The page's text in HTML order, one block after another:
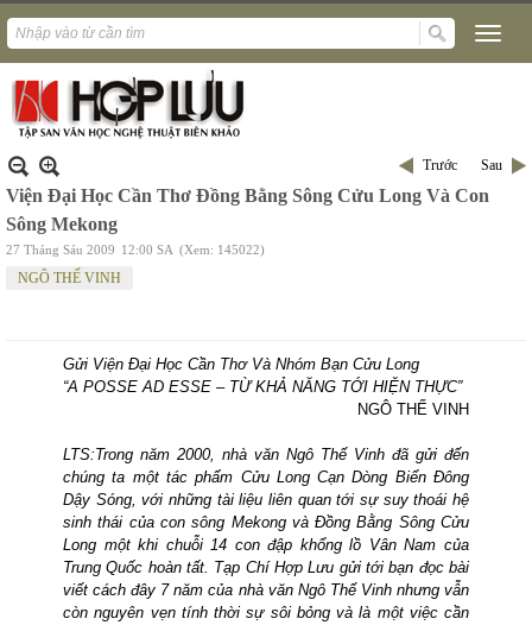
Trước Sau
Viện Đại Học Cần Thơ Đồng Bằng Sông Cửu Long Và Con
Sông Mekong
27 Tháng Sáu 2009 12:00 SA (Xem: 145022)
NGÔ THẾ VINH
Gửi Viện Đại Học Cần Thơ Và Nhóm Bạn Cửu Long
“A POSSE AD ESSE – TỪ KHẢ NĂNG TỚI HIỆN THỰC”
NGÔ THẾ VINH
LTS:Trong năm 2000, nhà văn Ngô Thế Vinh đã gửi đến
chúng ta một tác phẩm Cửu Long Cạn Dòng Biển Đông
Dậy Sóng, với những tài liệu liên quan tới sự suy thoái hệ
sinh thái của con sông Mekong và Đồng Bằng Sông Cửu
Long một khi chuỗi 14 con đập khổng lồ Vân Nam của
Trung Quốc hoàn tất. Tạp Chí Hợp Lưu gửi tới bạn đọc bài
viết cách đây 7 năm của nhà văn Ngô Thế Vinh nhưng vẫn
còn nguyên vẹn tính thời sự sôi bỏng và là một việc cần